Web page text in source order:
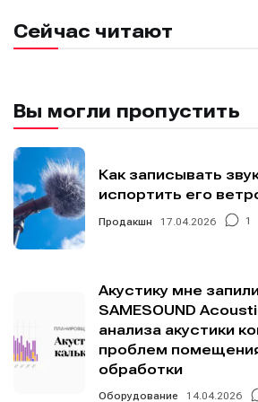
Сейчас читают
Вы могли пропустить
Как записывать
испортить его
Продакшн 17.04.2026 1
Акустику мне
SAMESOUND
анализа акустики
проблем
обработки
Оборудование 14.04.2026